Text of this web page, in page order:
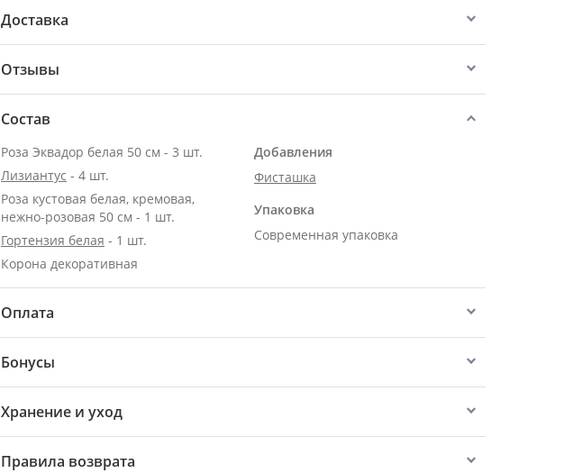
Доставка
Отзывы
Состав
Роза Эквадор белая 50 см - 3 шт.
Лизиантус - 4 шт.
Роза кустовая белая, кремовая,
нежно-розовая 50 см - 1 шт.
Гортензия белая - 1 шт.
Корона декоративная
Добавления
Фисташка
Упаковка
Современная упаковка
Оплата
Бонусы
Хранение и уход
Правила возврата